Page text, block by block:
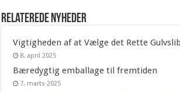
Relaterede nyheder
Vigtigheden af at Vælge det Rette
8. april 2025
Bæredygtig emballage til fremtiden
7. marts 2025